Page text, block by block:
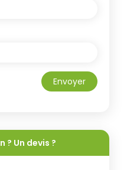
Envoyer
? Un devis ?